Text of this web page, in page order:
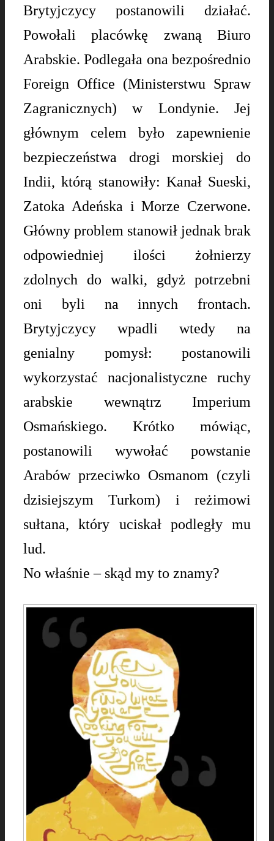
Brytyjczycy postanowili działać.
Powołali placówkę zwaną Biuro
Arabskie. Podlegała ona bezpośrednio
Foreign Office (Ministerstwu Spraw
Zagranicznych) w Londynie. Jej
głównym celem było zapewnienie
bezpieczeństwa drogi morskiej do
Indii, którą stanowiły: Kanał Sueski,
Zatoka Adeńska i Morze Czerwone.
Główny problem stanowił jednak brak
odpowiedniej ilości żołnierzy
zdolnych do walki, gdyż potrzebni
oni byli na innych frontach.
Brytyjczycy wpadli wtedy na
genialny pomysł: postanowili
wykorzystać nacjonalistyczne ruchy
arabskie wewnątrz Imperium
Osmańskiego. Krótko mówiąc,
postanowili wywołać powstanie
Arabów przeciwko Osmanom (czyli
dzisiejszym Turkom) i reżimowi
sułtana, który uciskał podległy mu
lud.
No właśnie – skąd my to znamy?